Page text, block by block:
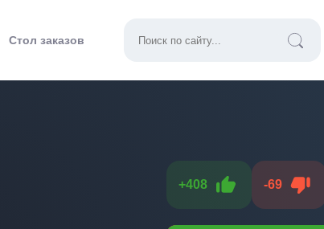
Стол заказов
+408 -69